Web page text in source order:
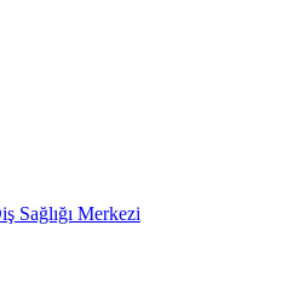
Sağlığı Merkezi